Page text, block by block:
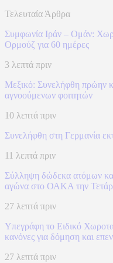
Τελευταία Άρθρα
Συμφωνία Ιράν – Ομάν:
Ορμούζ για 60 ημέρες
3 λεπτά πριν
Μεξικό: Συνελήφθη πρώην
αγνοούμενων φοιτητών
10 λεπτά πριν
Συνελήφθη στη Γερμανία
11 λεπτά πριν
Σύλληψη δώδεκα ατόμων
αγώνα στο ΟΑΚΑ την
27 λεπτά πριν
Υπεγράφη το Ειδικό
κανόνες για δόμηση και
27 λεπτά πριν